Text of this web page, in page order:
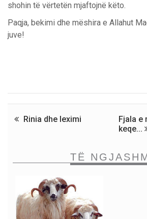
shohin të vërtetën mjaftojnë këto.
Paqja, bekimi dhe mëshira e Allahut
juve!
Rinia dhe leximi
Fjala e
keqe...
TË